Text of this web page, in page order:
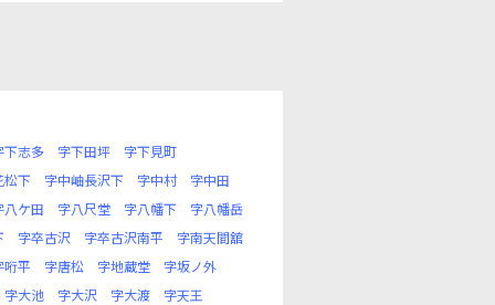
下志多 字下田坪
字下見町
松下
字中岫長沢下 字中村
字中田
八ケ田
字八尺堂 字八幡下
字八幡岳
字卒古沢 字卒古沢南平
字南天間舘
哘平
字唐松 字地蔵堂
字坂ノ外
字大池
字大沢 字大渡
字天王